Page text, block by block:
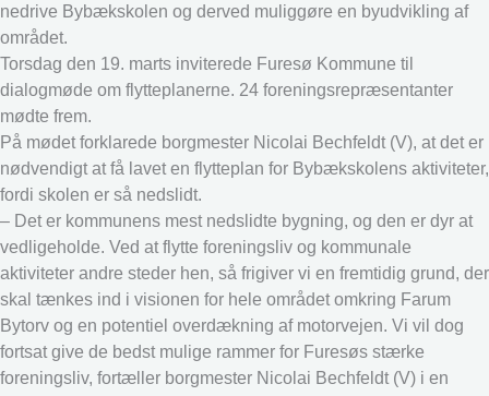
nedrive Bybækskolen og derved muliggøre en byudvikling af
området.
Torsdag den 19. marts inviterede Furesø Kommune til
dialogmøde om flytteplanerne. 24 foreningsrepræsentanter
mødte frem.
På mødet forklarede borgmester Nicolai Bechfeldt (V), at det er
nødvendigt at få lavet en flytteplan for Bybækskolens aktiviteter,
fordi skolen er så nedslidt.
– Det er kommunens mest nedslidte bygning, og den er dyr at
vedligeholde. Ved at flytte foreningsliv og kommunale
aktiviteter andre steder hen, så frigiver vi en fremtidig grund, der
skal tænkes ind i visionen for hele området omkring Farum
Bytorv og en potentiel overdækning af motorvejen. Vi vil dog
fortsat give de bedst mulige rammer for Furesøs stærke
foreningsliv, fortæller borgmester Nicolai Bechfeldt (V) i en